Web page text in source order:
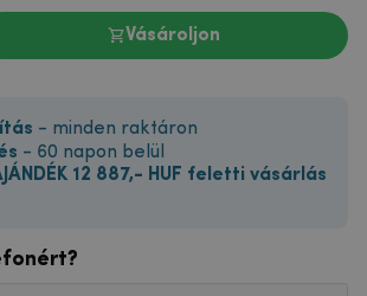
Vásároljon
- minden raktáron
- 60 napon belül
AJÁNDÉK 12 887,- HUF feletti vásárlás